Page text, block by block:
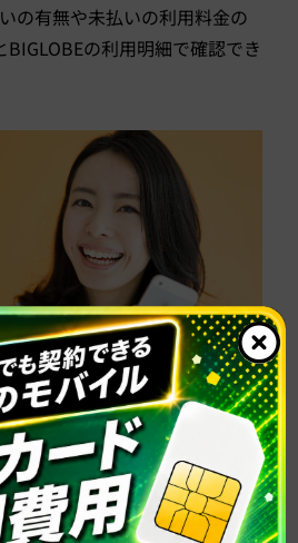
の有無や未払いの利用料金の
の利用明細で確認でき
っても他社に契約す
ても、契約できるケースは次の